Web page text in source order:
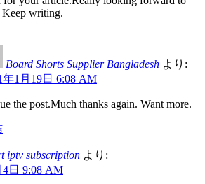
Keep writing.
Board Shorts Supplier Bangladesh より:
年1月19日 6:08 AM
the post.Much thanks again. Want more.
iptv subscription より:
4日 9:08 AM